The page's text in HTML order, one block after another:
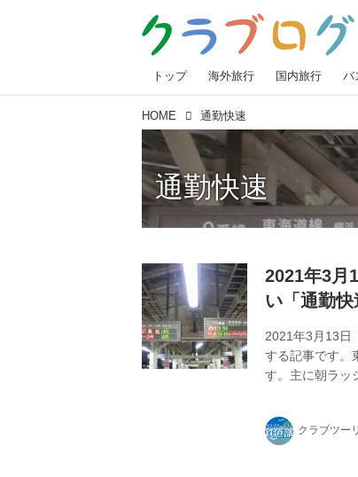
トップ 海外旅行 国内旅行 バ
HOME 通勤快速
通勤快速
2021年3月
い「通勤快
2021年3月13日
する記事です。
す。主に朝ラッ
止となり、そ
す。今注目！上
クラブツー